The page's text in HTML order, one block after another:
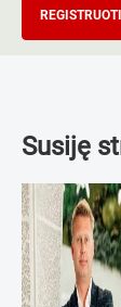
REGISTRUOTI
Susiję